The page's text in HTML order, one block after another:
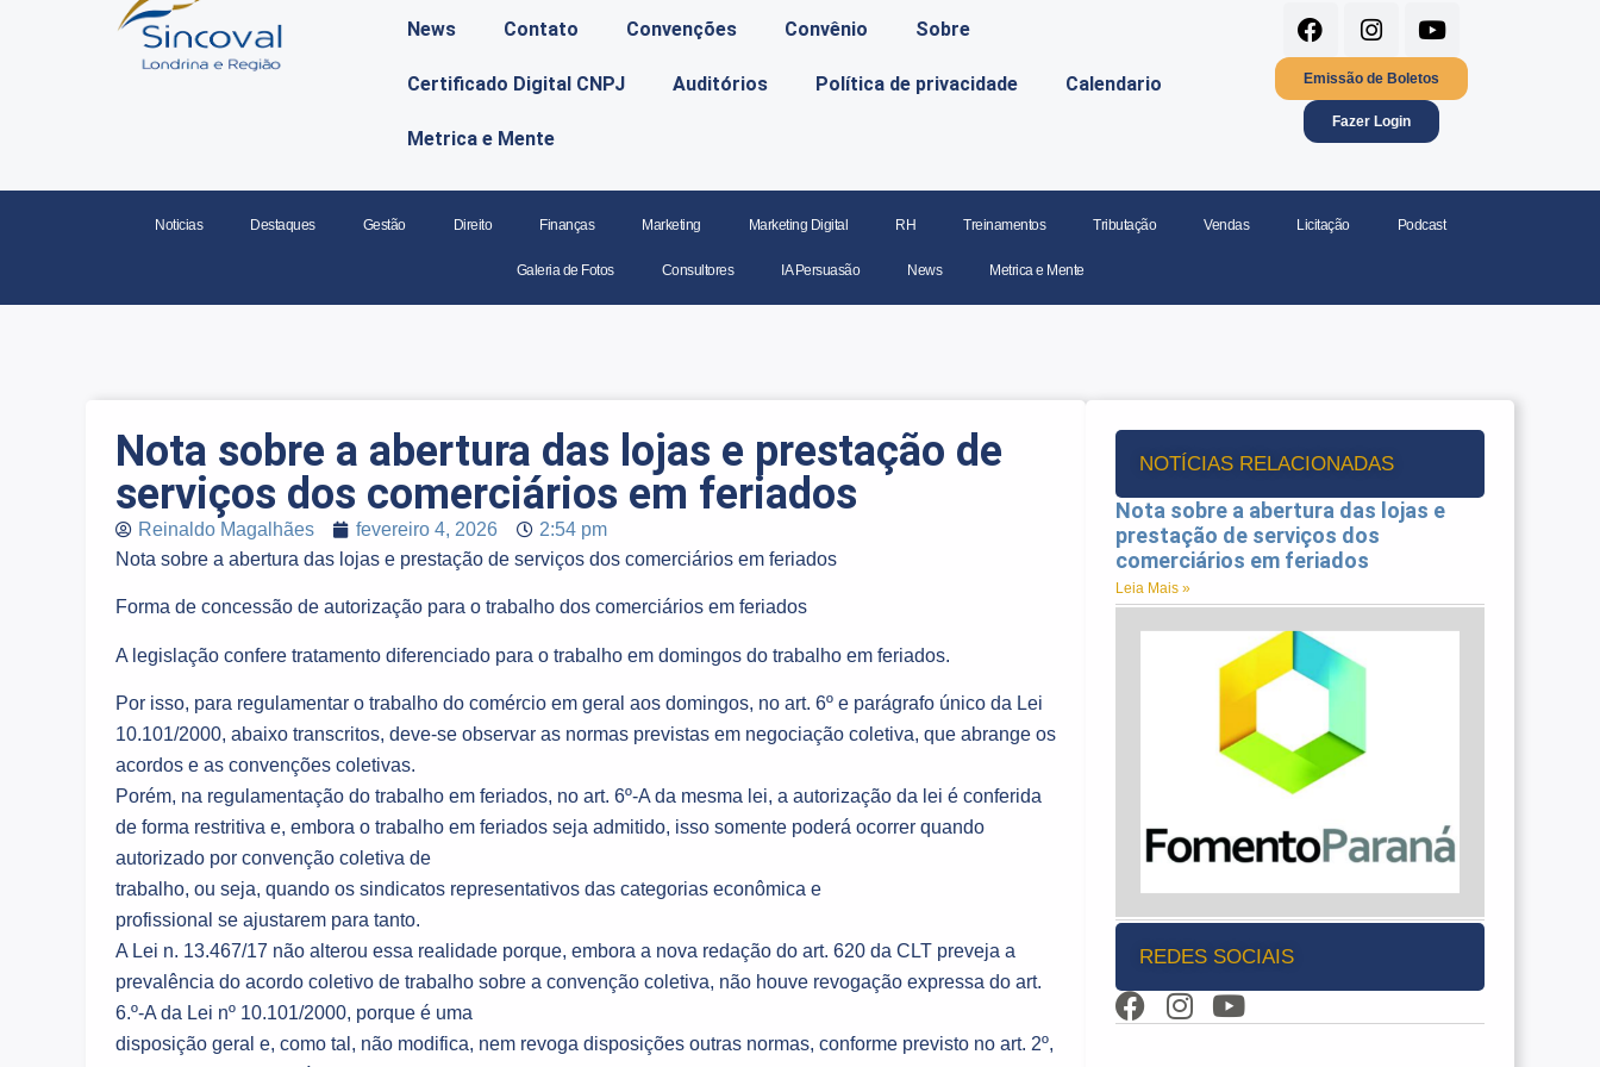
News Contato Convenções Convênio Sobre
Certificado Digital CNPJ Auditórios Política de privacidade Calendario
Metrica e Mente
Emissão de Boletos
Fazer Login
Noticias Destaques Gestão Direito Finanças Marketing Marketing Digital RH Treinamentos Tributação Vendas Licitação Podcast
Galeria de Fotos Consultores IA Persuasão News Metrica e Mente
Nota sobre a abertura das lojas e prestação de
serviços dos comerciários em feriados
Reinaldo Magalhães fevereiro 4, 2026
2:54 pm
Nota sobre a abertura das lojas e prestação de serviços dos comerciários em feriados
Forma de concessão de autorização para o trabalho dos comerciários em feriados
A legislação confere tratamento diferenciado para o trabalho em domingos do trabalho em feriados.
Por isso, para regulamentar o trabalho do comércio em geral aos domingos, no art. 6º e parágrafo único da Lei
10.101/2000, abaixo transcritos, deve-se observar as normas previstas em negociação coletiva, que abrange os
acordos e as convenções coletivas.
Porém, na regulamentação do trabalho em feriados, no art. 6º-A da mesma lei, a autorização da lei é conferida
de forma restritiva e, embora o trabalho em feriados seja admitido, isso somente poderá ocorrer quando
autorizado por convenção coletiva de
trabalho, ou seja, quando os sindicatos representativos das categorias econômica e
profissional se ajustarem para tanto.
A Lei n. 13.467/17 não alterou essa realidade porque, embora a nova redação do art. 620 da CLT preveja a
prevalência do acordo coletivo de trabalho sobre a convenção coletiva, não houve revogação expressa do art.
6.º-A da Lei nº 10.101/2000, porque é uma
disposição geral e, como tal, não modifica, nem revoga disposições outras normas, conforme previsto no art. 2º,
NOTÍCIAS RELACIONADAS
Nota sobre a abertura das lojas e
prestação de serviços dos
comerciários em feriados
Leia Mais »
REDES SOCIAIS